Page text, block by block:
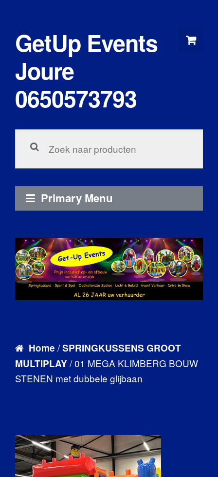
content
GetUp Events
Joure
0650573793
voor:
Primary Menu
Home /SPRINGKUSSENS GROOT
MULTIPLAY/ 01 MEGA KLIMBERG BOUW
STENEN met dubbele glijbaan